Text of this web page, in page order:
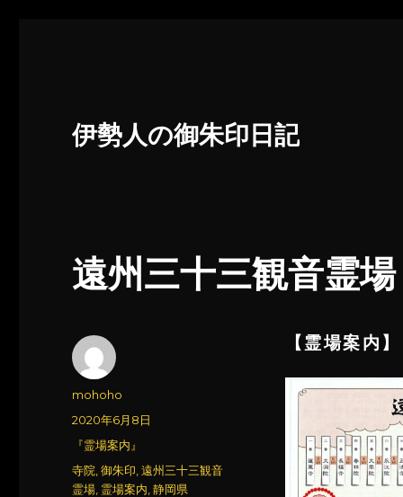
伊勢人の御朱印日記
遠州三十三観音霊場
【霊場案内
投
mohoho
投
稿
2020年6月8日
カ
テ
ゴ
『霊場案内』
タ
グ
寺院 ,御朱印 ,遠州三十三観音
霊場 霊場案内 ,静岡県